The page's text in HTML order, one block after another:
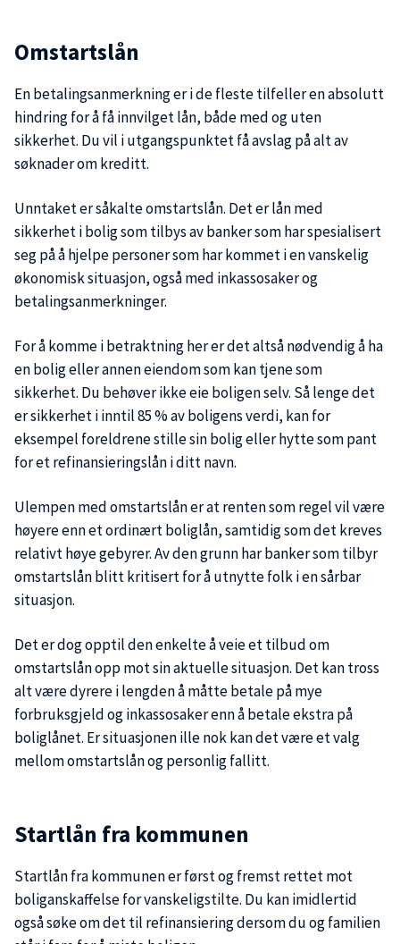
Omstartslån
En betalingsanmerkning er i de fleste tilfeller en absolutt
hindring for å få innvilget lån, både med og uten
sikkerhet. Du vil i utgangspunktet få avslag på alt av
søknader om kreditt.
Unntaket er såkalte omstartslån. Det er lån med
sikkerhet i bolig som tilbys av banker som har spesialisert
seg på å hjelpe personer som har kommet i en vanskelig
økonomisk situasjon, også med inkassosaker og
betalingsanmerkninger.
For å komme i betraktning her er det altså nødvendig å ha
en bolig eller annen eiendom som kan tjene som
sikkerhet. Du behøver ikke eie boligen selv. Så lenge det
er sikkerhet i inntil 85 % av boligens verdi, kan for
eksempel foreldrene stille sin bolig eller hytte som pant
for et refinansieringslån i ditt navn.
Ulempen med omstartslån er at renten som regel vil være
høyere enn et ordinært boliglån, samtidig som det kreves
relativt høye gebyrer. Av den grunn har banker som tilbyr
omstartslån blitt kritisert for å utnytte folk i en sårbar
situasjon.
Det er dog opptil den enkelte å veie et tilbud om
omstartslån opp mot sin aktuelle situasjon. Det kan tross
alt være dyrere i lengden å måtte betale på mye
forbruksgjeld og inkassosaker enn å betale ekstra på
boliglånet. Er situasjonen ille nok kan det være et valg
mellom omstartslån og personlig fallitt.
Startlån fra kommunen
Startlån fra kommunen er først og fremst rettet mot
boliganskaffelse for vanskeligstilte. Du kan imidlertid
også søke om det til refinansiering dersom du og familien